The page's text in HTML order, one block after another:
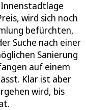
wird sich noch
befürchten,
Suche nach einer
Sanierung
auf einem
Klar ist aber
wird, bis